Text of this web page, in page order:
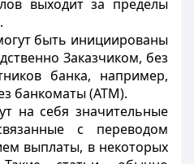
выходит за пределы
быть инициированы
Заказчиком, без
банка, например,
банкоматы (ATM).
на себя значительные
с переводом
выплаты, в некоторых